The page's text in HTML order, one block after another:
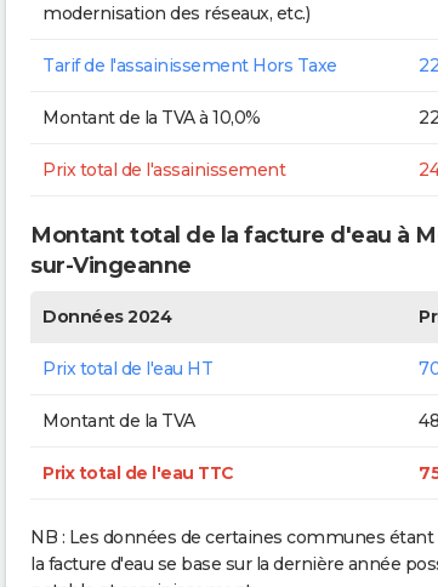
modernisation des réseaux, etc.)
Tarif de l'assainissement Hors Taxe
Montant de la TVA à 10,0%
Prix total de l'assainissement
Montant total de la facture d'eau à
sur-Vingeanne
Données 2024
Prix total de l'eau HT
Montant de la TVA
Prix total de l'eau TTC
NB : Les données de certaines communes
la facture d'eau se base sur la dernière année